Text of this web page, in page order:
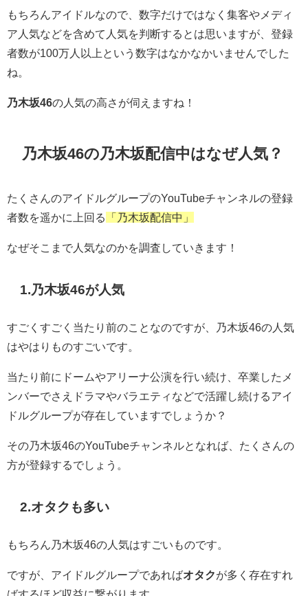
もちろんアイドルなので、数字だけではなく集客やメディ
ア人気などを含めて人気を判断するとは思いますが、登録
者数が100万人以上という数字はなかなかいませんでした
ね。
乃木坂46の人気の高さが伺えますね！
乃木坂46の乃木坂配信中はなぜ人気？
たくさんのアイドルグループのYouTubeチャンネルの登録
者数を遥かに上回る
「乃木坂配信中」
なぜそこまで人気なのかを調査していきます！
1.乃木坂46が人気
すごくすごく当たり前のことなのですが、乃木坂46の人気
はやはりものすごいです。
当たり前にドームやアリーナ公演を行い続け、卒業したメ
ンバーでさえドラマやバラエティなどで活躍し続けるアイ
ドルグループが存在していますでしょうか？
その乃木坂46のYouTubeチャンネルとなれば、たくさんの
方が登録するでしょう。
2.オタクも多い
もちろん乃木坂46の人気はすごいものです。
ですが、アイドルグループであればオタクが多く存在すれ
ばするほど収益に繋がります。